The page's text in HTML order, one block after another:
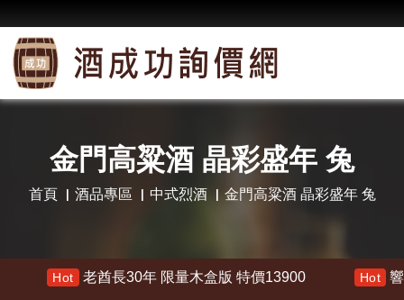
金門高粱酒 晶彩盛年 兔
首頁 酒品專區 中式烈酒 金門高粱酒 晶彩盛年 兔
老酋長30年 限量木盒版 特價13900 Hot 響 30年 特